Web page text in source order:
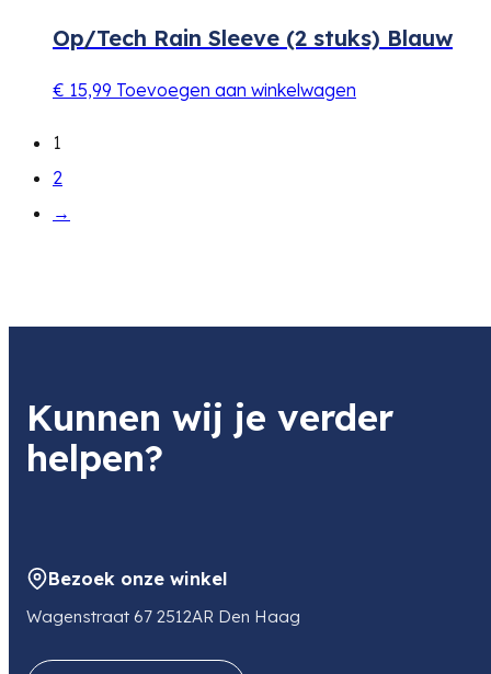
Op/Tech Rain Sleeve (2 stuks) Blauw
€ 15,99 Toevoegen aan winkelwagen
1
2
→
Kunnen wij je verder
helpen?
Bezoek onze winkel
Wagenstraat 67 2512AR Den Haag